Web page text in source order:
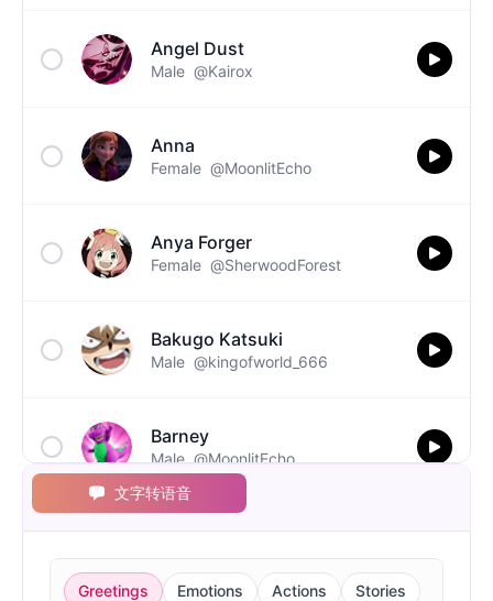
Angel Dust
Male @Kairox
Anna
Female @MoonlitEcho
Anya Forger
Female @SherwoodForest
Bakugo Katsuki
Male @kingofworld_666
Barney
Male @MoonlitEcho
Bluey
Female @EchoVale
文字转语音
Greetings Emotions Actions Stories